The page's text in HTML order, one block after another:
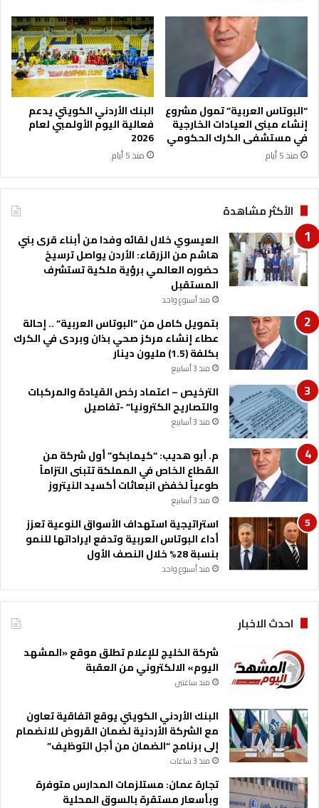
“البوتاس العربية” تمول مشروع
إنشاء مبنى العيادات الخارجية
في مستشفى الكرك الحكومي
منذ 5 أيام
البنك الأردني الكويتي يدعم
فعالية اليوم الأولمبي لعام
2026
منذ 5 أيام
الأكثر مشاهدة
العيسوي خلال لقائه وفدا من أبناء قرى بني
هاشم من الزرقاء: الأردن يواصل ترسيخ
حضوره العالمي برؤية ملكية تستشرف
المستقبل
منذ أسبوع واحد
بتمويل كامل من “البوتاس العربية” .. إحالة
عطاء إنشاء مركز صحي بذان وبردى في الكرك
بكلفة (1.5) مليون دينار
منذ 3 أسابيع
الترخيص – اعتماد رخص القيادة والمركبات
والتصاريح الكترونيا” -تفاصيل
منذ 3 أسابيع
م. أبو هديب: “كيمابكو” أول شركة من
القطاع الخاص في المملكة تتبنى التزاماً
طوعياً لخفض انبعاثات أكسيد النيتروز
منذ 3 أسابيع
استراتيجية استهداف الأسواق النوعية تعزز
أداء البوتاس العربية وتدفع ايراداتها للنمو
بنسبة 28% خلال النصف الأول
منذ أسبوع واحد
احدث الاخبار
شركة الخليج للإعلام تطلق موقع «المشهد
اليوم» الالكتروني من العقبة
منذ ساعتين
البنك الأردني الكويتي يوقع اتفاقية تعاون
مع الشركة الأردنية لضمان القروض للانضمام
إلى برنامج “الضمان من أجل التوظيف”
منذ 3 ساعات
تجارة عمان: مستلزمات المدارس متوفرة
وبأسعار مستقرة بالسوق المحلية